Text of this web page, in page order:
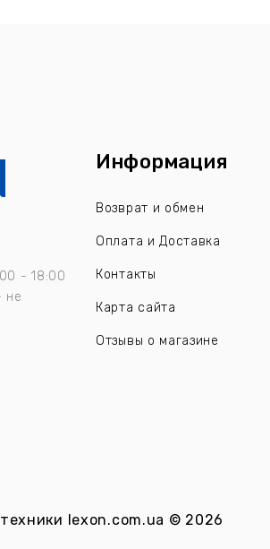
- 18:00
не
Информация
Возврат и обмен
Оплата и Доставка
Контакты
Карта сайта
Отзывы о магазине
lexon.com.ua © 2026